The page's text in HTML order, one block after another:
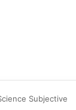
Subjective